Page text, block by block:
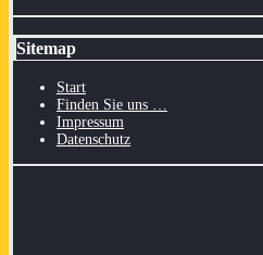
Sitemap
Start
Finden Sie uns …
Impressum
Datenschutz